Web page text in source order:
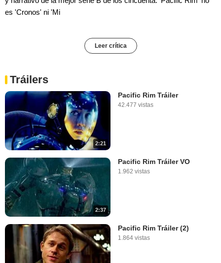
es 'Cronos' ni 'Mi
Leer crítica
Tráilers
2:21
Pacific Rim Tráiler
42.477 vistas
2:37
Pacific Rim Tráiler VO
1.962 vistas
Pacific Rim Tráiler (2)
1.864 vistas